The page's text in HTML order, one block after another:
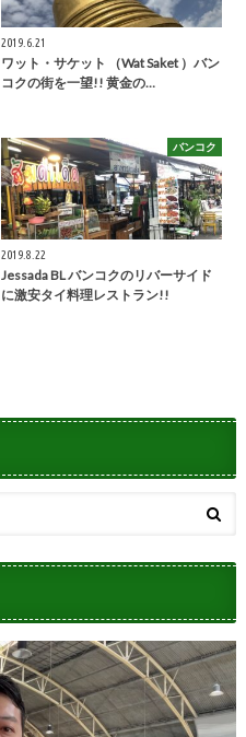
2019.6.21
ワット・サケット （Wat Saket ）バン
コクの街を一望!! 黄金の…
バンコク
2019.8.22
Jessada BL バンコクのリバーサイド
に激安タイ料理レストラン!!